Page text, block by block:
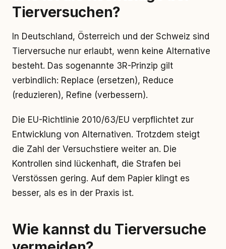
Tierversuchen?
In Deutschland, Österreich und der Schweiz sind
Tierversuche nur erlaubt, wenn keine Alternative
besteht. Das sogenannte 3R-Prinzip gilt
verbindlich: Replace (ersetzen), Reduce
(reduzieren), Refine (verbessern).
Die EU-Richtlinie 2010/63/EU verpflichtet zur
Entwicklung von Alternativen. Trotzdem steigt
die Zahl der Versuchstiere weiter an. Die
Kontrollen sind lückenhaft, die Strafen bei
Verstössen gering. Auf dem Papier klingt es
besser, als es in der Praxis ist.
Wie kannst du Tierversuche